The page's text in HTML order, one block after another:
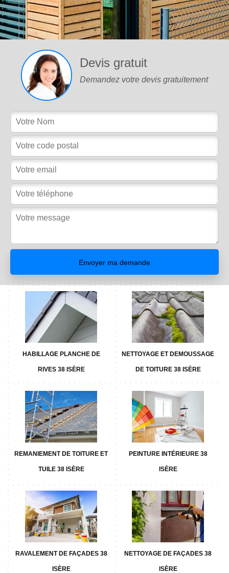
Devis gratuit
Demandez votre devis gratuitement
HABILLAGE PLANCHE DE
RIVES 38 ISÈRE
NETTOYAGE ET DEMOUSSAGE
DE TOITURE 38 ISÈRE
REMANIEMENT DE TOITURE ET
TUILE 38 ISÈRE
PEINTURE INTÉRIEURE 38
ISÈRE
RAVALEMENT DE FAÇADES 38
ISÈRE
NETTOYAGE DE FAÇADES 38
ISÈRE